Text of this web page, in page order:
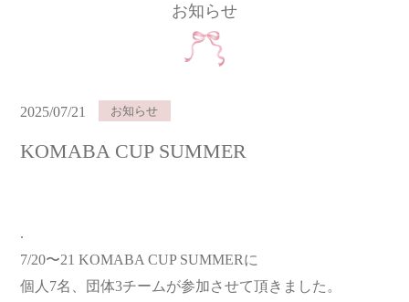
お知らせ
2025/07/21 お知らせ
KOMABA CUP SUMMER
.
7/20〜21 KOMABA CUP SUMMERに
個人7名、団体3チームが参加させて頂きました。